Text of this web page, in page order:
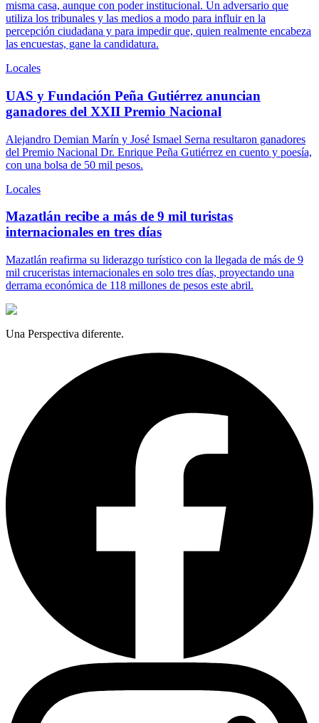
misma casa, aunque con poder institucional. Un adversario que
utiliza los tribunales y las medios a modo para influir en la
percepción ciudadana y para impedir que, quien realmente encabeza
las encuestas, gane la candidatura.
Locales
UAS y Fundación Peña Gutiérrez anuncian
ganadores del XXII Premio Nacional
Alejandro Demian Marín y José Ismael Serna resultaron ganadores
del Premio Nacional Dr. Enrique Peña Gutiérrez en cuento y poesía,
con una bolsa de 50 mil pesos.
Locales
Mazatlán recibe a más de 9 mil turistas
internacionales en tres días
Mazatlán reafirma su liderazgo turístico con la llegada de más de 9
mil cruceristas internacionales en solo tres días, proyectando una
derrama económica de 118 millones de pesos este abril.
Una Perspectiva diferente.